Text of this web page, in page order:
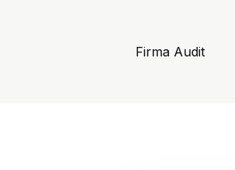
Firma Audit